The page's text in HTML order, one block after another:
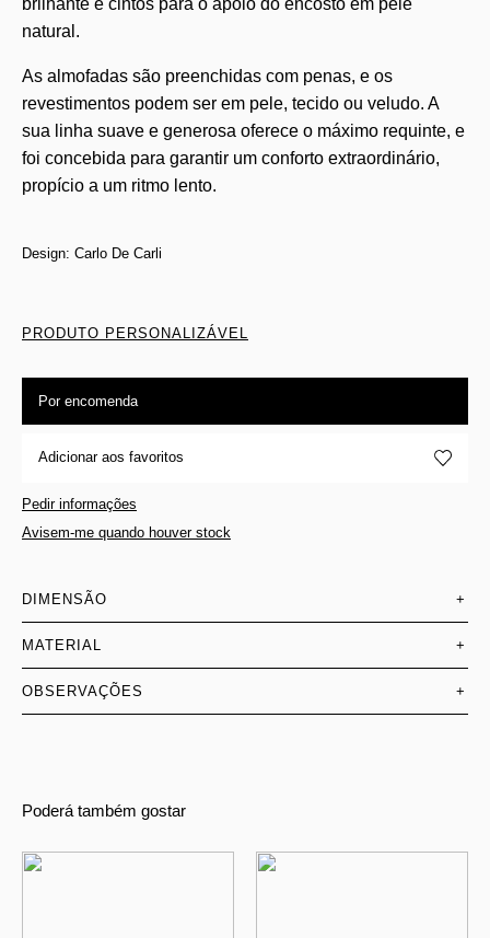
brilhante e cintos para o apoio do encosto em pele
natural.
As almofadas são preenchidas com penas, e os
revestimentos podem ser em pele, tecido ou veludo. A
sua linha suave e generosa oferece o máximo requinte, e
foi concebida para garantir um conforto extraordinário,
propício a um ritmo lento.
Design: Carlo De Carli
PRODUTO PERSONALIZÁVEL
Por encomenda
Adicionar aos favoritos
Pedir informações
Avisem-me quando houver stock
DIMENSÃO +
MATERIAL +
OBSERVAÇÕES +
Poderá também gostar